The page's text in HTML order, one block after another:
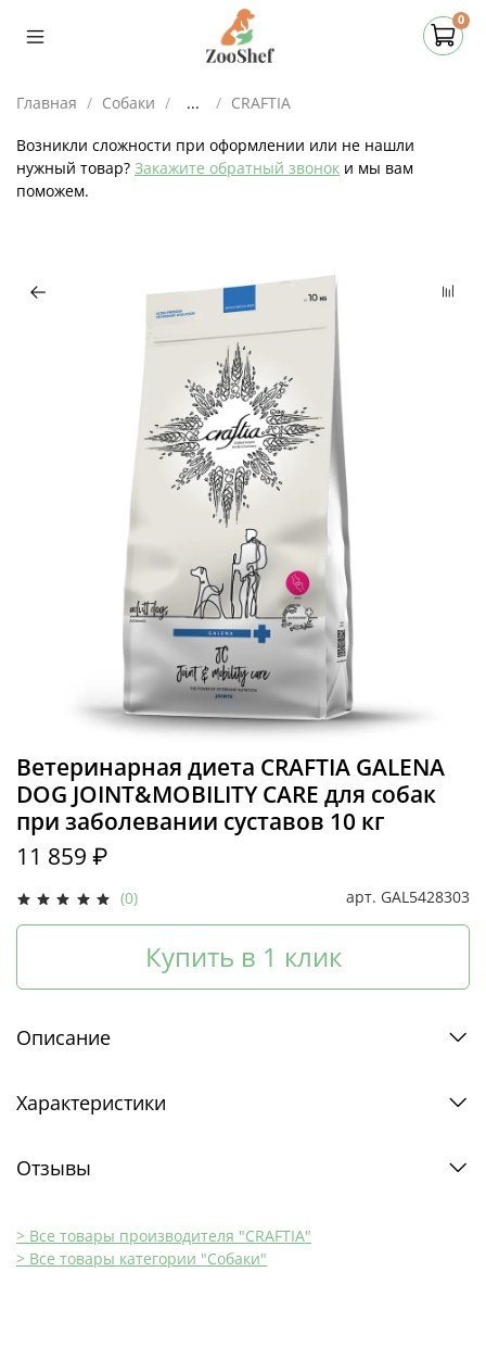
0
Главная Собаки ... CRAFTIA
Возникли сложности при оформлении или не нашли
нужный товар? Закажите обратный звонок и мы вам
поможем.
(0) арт. GAL5428303
Ветеринарная диета CRAFTIA GALENA
DOG JOINT&MOBILITY CARE для собак
при заболевании суставов 10 кг
11 859 ₽
Купить в 1 клик
Описание
Характеристики
Отзывы
> Все товары производителя "CRAFTIA"
> Все товары категории "Собаки"